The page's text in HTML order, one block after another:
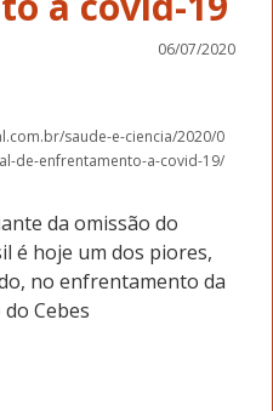
06/07/2020
saude-e-ciencia/2020/0
de-enfrentamento-a-covid-19/
da omissão do
é hoje um dos piores,
no enfrentamento da
Cebes